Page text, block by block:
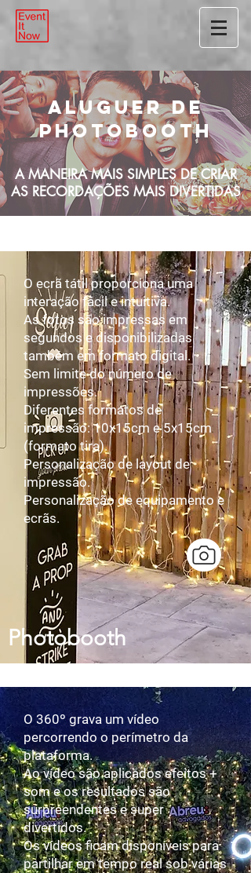
Aluguer de
PhotoBooth
A MANEIRA MAIS SIMPLES DE CRIAR
AS RECORDAÇÕES MAIS DIVERTIDAS
O ecrã tátil proporciona uma
interação fácil e intuitiva.
As fotos são impressas em
segundos e disponibilizadas
também em formato digital.
Sem limite do número de
impressões.
Diferentes formatos de
impressão: 10x15cm e 5x15cm
(formato tira).
Personalização de layout de
impressão.
Personalização de equipamento e
ecrãs.
Photobooth
O 360º grava um vídeo
percorrendo o perímetro da
plataforma.
Ao vídeo são aplicados efeitos +
som e os resultados são
surpreendentes e super
divertidos.
Os vídeos ficam disponíveis para
partilhar em tempo real sob várias